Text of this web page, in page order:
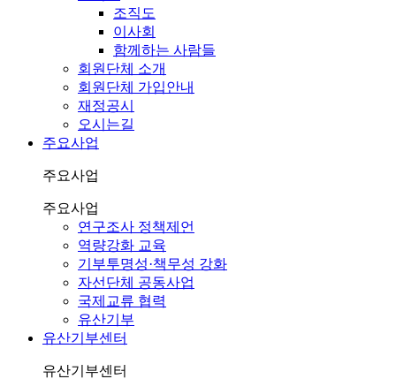
조직도
이사회
함께하는 사람들
회원단체 소개
회원단체 가입안내
재정공시
오시는길
주요사업
주요사업
주요사업
연구조사 정책제언
역량강화 교육
기부투명성·책무성 강화
자선단체 공동사업
국제교류 협력
유산기부
유산기부센터
유산기부센터